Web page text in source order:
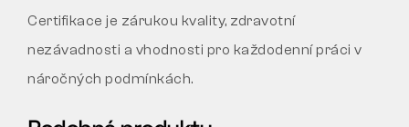
Certifikace je zárukou kvality, zdravotní
nezávadnosti a vhodnosti pro každodenní práci v
náročných podmínkách.